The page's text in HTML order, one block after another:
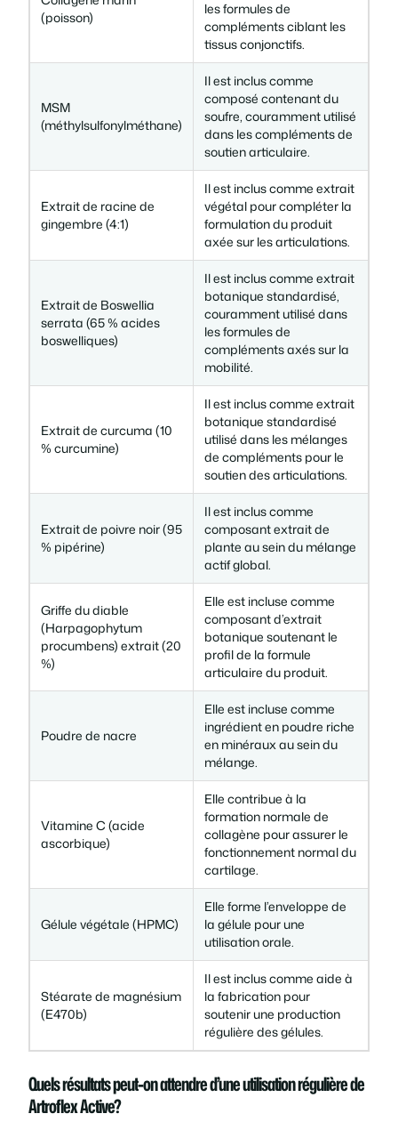
(poisson)
les formules de
compléments ciblant les
tissus conjonctifs.
MSM
(méthylsulfonylméthane)
Il est inclus comme
composé contenant du
soufre, couramment utilisé
dans les compléments de
soutien articulaire.
Extrait de racine de
gingembre (4:1)
Il est inclus comme extrait
végétal pour compléter la
formulation du produit
axée sur les articulations.
Extrait de Boswellia
serrata (65 % acides
boswelliques)
Il est inclus comme extrait
botanique standardisé,
couramment utilisé dans
les formules de
compléments axés sur la
mobilité.
Extrait de curcuma (10
% curcumine)
Il est inclus comme extrait
botanique standardisé
utilisé dans les mélanges
de compléments pour le
soutien des articulations.
Extrait de poivre noir (95
% pipérine)
Il est inclus comme
composant extrait de
plante au sein du mélange
actif global.
Griffe du diable
(Harpagophytum
procumbens) extrait (20
%)
Elle est incluse comme
composant d’extrait
botanique soutenant le
profil de la formule
articulaire du produit.
Poudre de nacre
Elle est incluse comme
ingrédient en poudre riche
en minéraux au sein du
mélange.
Vitamine C (acide
ascorbique)
Elle contribue à la
formation normale de
collagène pour assurer le
fonctionnement normal du
cartilage.
Gélule végétale (HPMC)
Elle forme l’enveloppe de
la gélule pour une
utilisation orale.
Stéarate de magnésium
(E470b)
Il est inclus comme aide à
la fabrication pour
soutenir une production
régulière des gélules.
Quels résultats peut-on attendre d’une utilisation régulière de
Artroflex Active?